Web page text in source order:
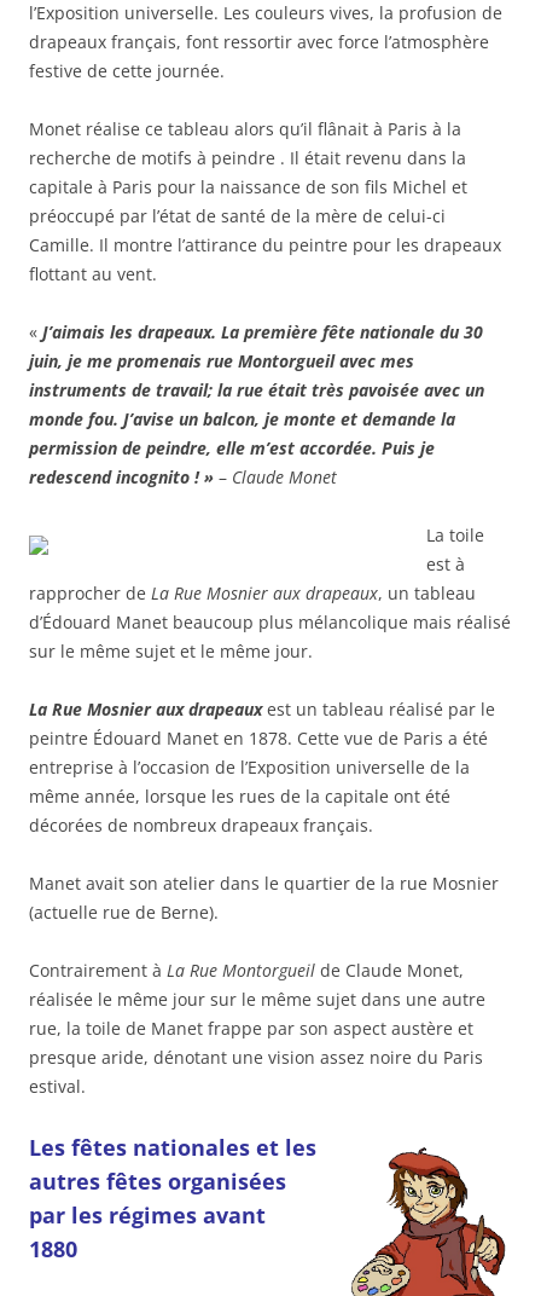
l’Exposition universelle. Les couleurs vives, la profusion de
drapeaux français, font ressortir avec force l’atmosphère
festive de cette journée.
Monet réalise ce tableau alors qu’il flânait à Paris à la
recherche de motifs à peindre . Il était revenu dans la
capitale à Paris pour la naissance de son fils Michel et
préoccupé par l’état de santé de la mère de celui-ci
Camille. Il montre l’attirance du peintre pour les drapeaux
flottant au vent.
« J’aimais les drapeaux. La première fête nationale du 30
juin, je me promenais rue Montorgueil avec mes
instruments de travail; la rue était très pavoisée avec un
monde fou. J’avise un balcon, je monte et demande la
permission de peindre, elle m’est accordée. Puis je
redescend incognito ! » – Claude Monet
La toile
est à
rapprocher de La Rue Mosnier aux drapeaux, un tableau
d’Édouard Manet beaucoup plus mélancolique mais réalisé
sur le même sujet et le même jour.
La Rue Mosnier aux drapeauxest un tableau réalisé par le
peintre Édouard Manet en 1878. Cette vue de Paris a été
entreprise à l’occasion de l’Exposition universelle de la
même année, lorsque les rues de la capitale ont été
décorées de nombreux drapeaux français.
Manet avait son atelier dans le quartier de la rue Mosnier
(actuelle rue de Berne).
Contrairement à La Rue Montorgueil de Claude Monet,
réalisée le même jour sur le même sujet dans une autre
rue, la toile de Manet frappe par son aspect austère et
presque aride, dénotant une vision assez noire du Paris
estival.
Les fêtes nationales et les
autres fêtes organisées
par les régimes avant
1880